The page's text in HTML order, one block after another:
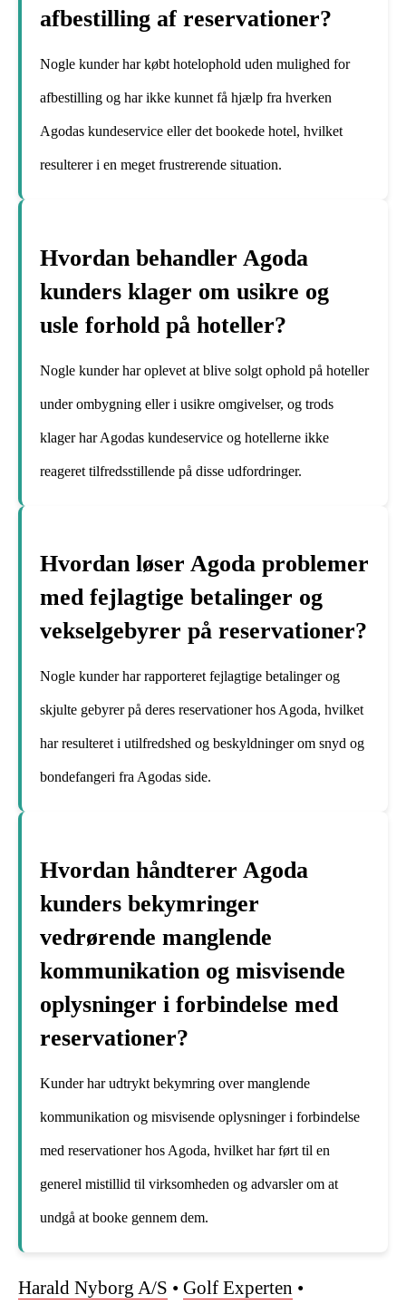
afbestilling af reservationer?
Nogle kunder har købt hotelophold uden mulighed for
afbestilling og har ikke kunnet få hjælp fra hverken
Agodas kundeservice eller det bookede hotel, hvilket
resulterer i en meget frustrerende situation.
Hvordan behandler Agoda
kunders klager om usikre og
usle forhold på hoteller?
Nogle kunder har oplevet at blive solgt ophold på hoteller
under ombygning eller i usikre omgivelser, og trods
klager har Agodas kundeservice og hotellerne ikke
reageret tilfredsstillende på disse udfordringer.
Hvordan løser Agoda problemer
med fejlagtige betalinger og
vekselgebyrer på reservationer?
Nogle kunder har rapporteret fejlagtige betalinger og
skjulte gebyrer på deres reservationer hos Agoda, hvilket
har resulteret i utilfredshed og beskyldninger om snyd og
bondefangeri fra Agodas side.
Hvordan håndterer Agoda
kunders bekymringer
vedrørende manglende
kommunikation og misvisende
oplysninger i forbindelse med
reservationer?
Kunder har udtrykt bekymring over manglende
kommunikation og misvisende oplysninger i forbindelse
med reservationer hos Agoda, hvilket har ført til en
generel mistillid til virksomheden og advarsler om at
undgå at booke gennem dem.
Harald Nyborg A/S • Golf Experten •